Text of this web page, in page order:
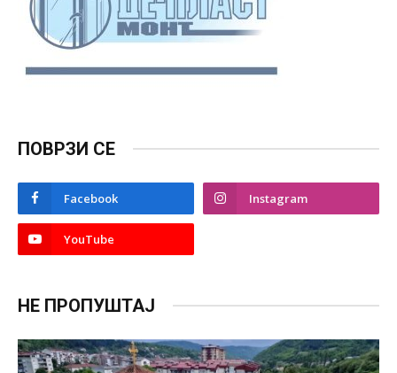
ПОВРЗИ СЕ
Facebook Instagram
YouTube
НЕ ПРОПУШТАЈ